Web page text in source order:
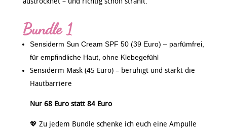
Bundle 1
Sensiderm Sun Cream SPF 50 (39 Euro) – parfümfrei,
für empfindliche Haut, ohne Klebegefühl
Sensiderm Mask (45 Euro) – beruhigt und stärkt die
Hautbarriere
Nur 68 Euro statt 84 Euro
💖 Zu jedem Bundle schenke ich euch eine Ampulle